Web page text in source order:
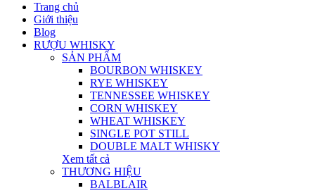
Trang chủ
Giới thiệu
Blog
RƯỢU WHISKY
SẢN PHẨM
BOURBON WHISKEY
RYE WHISKEY
TENNESSEE WHISKEY
CORN WHISKEY
WHEAT WHISKEY
SINGLE POT STILL
DOUBLE MALT WHISKY
Xem tất cả
THƯƠNG HIỆU
BALBLAIR